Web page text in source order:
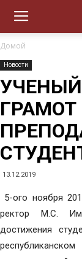
Домой
Новости
УЧЕНЫЙ
13.12.2019
5-ого ноября
ректор М.С.
достижения